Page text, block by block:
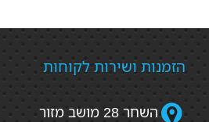
הזמנות ושירות לקוחות
השחר 28 מושב מזור